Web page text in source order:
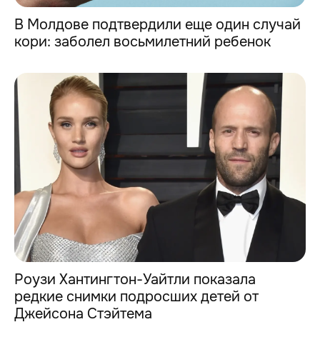
В Молдове подтвердили еще один случай
кори: заболел восьмилетний ребенок
Роузи Хантингтон-Уайтли показала
редкие снимки подросших детей от
Джейсона Стэйтема